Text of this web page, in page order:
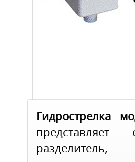
Гидрострелка
представляет